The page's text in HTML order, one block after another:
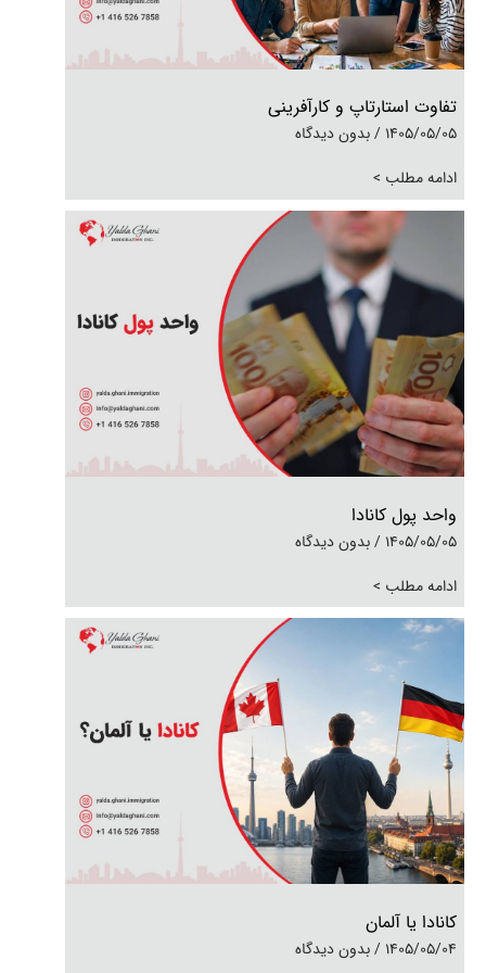
تفاوت استارتاپ و کارآفرینی
1405/05/05
بدون دیدگاه
ادامه مطلب >
واحد پول کانادا
1405/05/05
بدون دیدگاه
ادامه مطلب >
کانادا یا آلمان
1405/05/04
بدون دیدگاه